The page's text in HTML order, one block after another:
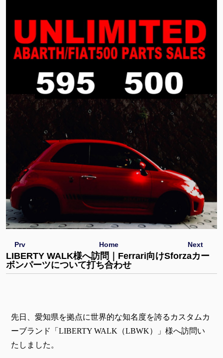
Next
Prv Home
LIBERTY WALK様へ訪問｜Ferrari向けSforzaカー
ボンパーツについて打ち合わせ
先日、愛知県を拠点に世界的な知名度を誇るカスタムカ
ーブランド「LIBERTY WALK（LBWK）」様へ訪問い
たしました。